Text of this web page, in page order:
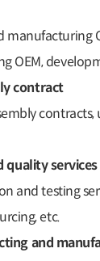
manufacturing
OEM,
contract
contracts,
quality services
and testing
etc.
and